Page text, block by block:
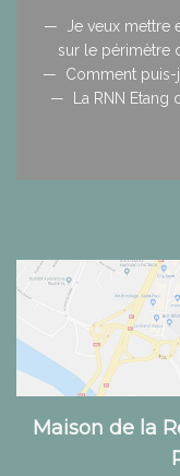
Je veux mettre
sur le périmètre
Comment puis-
La RNN
Maison de la